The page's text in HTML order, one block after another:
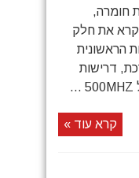
חומרה,
קרא את חלק
הראשונית
דרישות
קרא עוד »